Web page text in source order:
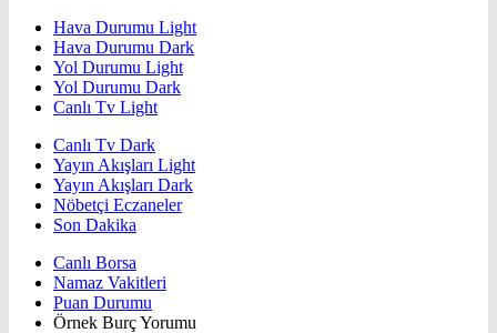
Hava Durumu Light
Hava Durumu Dark
Yol Durumu Light
Yol Durumu Dark
Canlı Tv Light
Canlı Tv Dark
Yayın Akışları Light
Yayın Akışları Dark
Nöbetçi Eczaneler
Son Dakika
Canlı Borsa
Namaz Vakitleri
Puan Durumu
Örnek Burç Yorumu